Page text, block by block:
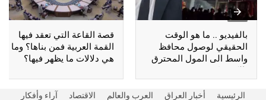
بالفيديو .. ما هو الوقت
الحقيقي لوصول محافظ
واسط الى المول المحترق
بالكوت؟
قصة القاعة التي تعقد فيها
القمة العربية فمن بناها؟ وما
هي دلالات ما يظهر فيها؟
الرئيسية أخبار العراق العرب والعالم الاقتصاد آراء وأفكار